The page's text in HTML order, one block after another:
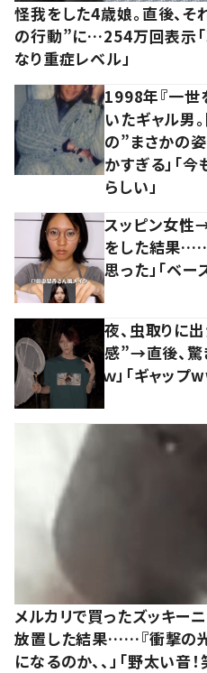
怪我をした4歳娘。直後、
の行動”に…254万回表示「
なり重症レベル」
1998年『一世
いたギャル男
の”まさかの姿
かすぎる」「
らしい」
スッピン女性
をした結果
思った」「ベー
夜、虫取りに
感”→直後、驚
ｗ」「ギャップ
メルカリで買ったズッキー
放置した結果……『衝撃の
になるのか、、」「野太い音！